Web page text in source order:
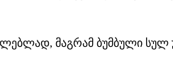
მაგრამ ბუმბული